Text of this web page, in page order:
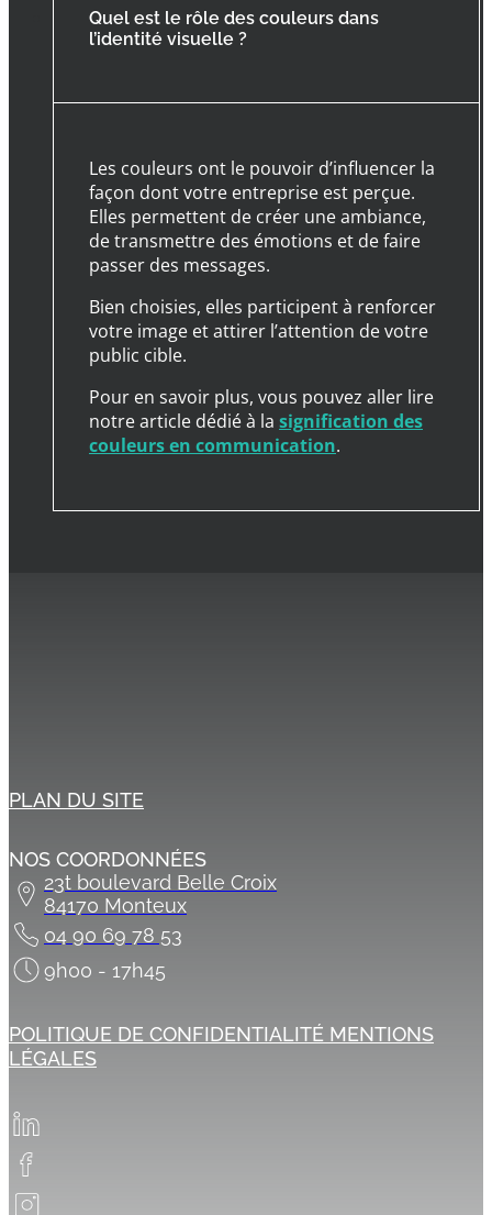
Quel est le rôle des couleurs dans
l’identité visuelle ?
Les couleurs ont le pouvoir d’influencer la
façon dont votre entreprise est perçue.
Elles permettent de créer une ambiance,
de transmettre des émotions et de faire
passer des messages.
Bien choisies, elles participent à renforcer
votre image et attirer l’attention de votre
public cible.
Pour en savoir plus, vous pouvez aller lire
notre article dédié à la signification des
couleurs en communication.
PLAN DU SITE
NOS COORDONNÉES
23t boulevard Belle Croix
84170 Monteux
04 90 69 78 53
9h00 - 17h45
POLITIQUE DE CONFIDENTIALITÉ MENTIONS
LÉGALES